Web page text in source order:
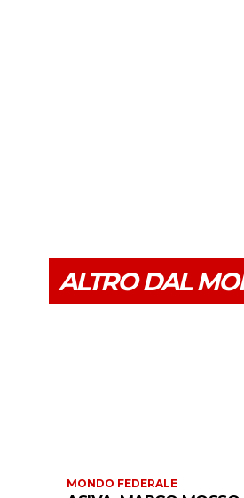
ALTRO DAL
MONDO FEDERALE